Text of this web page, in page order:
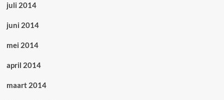
juli 2014
juni 2014
mei 2014
april 2014
maart 2014